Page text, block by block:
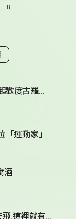
8
集
穿越西班牙小城Lugo 一起歡度古羅馬節慶
「運動家」
酒
惡意捏造政治假消息滿天飛.這裡就有一則